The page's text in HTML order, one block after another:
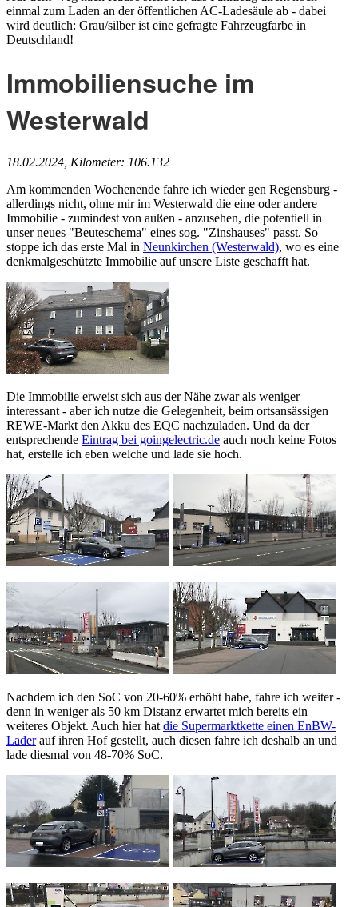
einmal zum Laden an der öffentlichen AC-Ladesäule ab - dabei
wird deutlich: Grau/silber ist eine gefragte Fahrzeugfarbe in
Deutschland!
Immobiliensuche im
Westerwald
18.02.2024, Kilometer: 106.132
Am kommenden Wochenende fahre ich wieder gen Regensburg -
allerdings nicht, ohne mir im Westerwald die eine oder andere
Immobilie - zumindest von außen - anzusehen, die potentiell in
unser neues "Beuteschema" eines sog. "Zinshauses" passt. So
stoppe ich das erste Mal in Neunkirchen (Westerwald), wo es eine
denkmalgeschützte Immobilie auf unsere Liste geschafft hat.
Die Immobilie erweist sich aus der Nähe zwar als weniger
interessant - aber ich nutze die Gelegenheit, beim ortsansässigen
REWE-Markt den Akku des EQC nachzuladen. Und da der
entsprechende Eintrag bei goingelectric.de auch noch keine Fotos
hat, erstelle ich eben welche und lade sie hoch.
Nachdem ich den SoC von 20-60% erhöht habe, fahre ich weiter -
denn in weniger als 50 km Distanz erwartet mich bereits ein
weiteres Objekt. Auch hier hat die Supermarktkette einen EnBW-
Laderauf ihren Hof gestellt, auch diesen fahre ich deshalb an und
lade diesmal von 48-70% SoC.